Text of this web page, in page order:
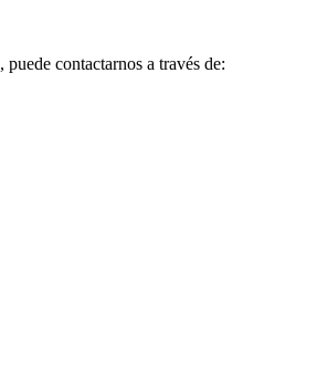
contactarnos a través de: